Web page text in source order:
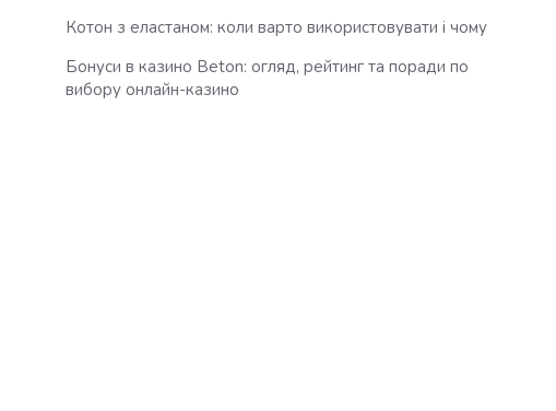
Котон з еластаном: коли варто використовувати і чому
Бонуси в казино Beton: огляд, рейтинг та поради по
вибору онлайн-казино